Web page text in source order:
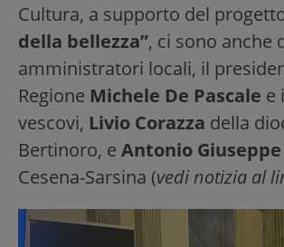
Cultura, a supporto del
della bellezza”, ci sono anche
amministratori locali, il
Regione Michele De Pascale e
vescovi, Livio Corazza della
Bertinoro, e Antonio Giuseppe
Cesena-Sarsina (vedi notizia al